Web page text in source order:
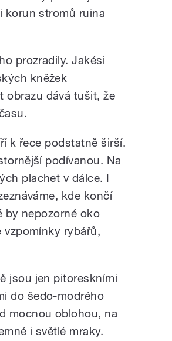
korun stromů ruina
prozradily. Jakési
kněžek
obrazu dává tušit, že
k řece podstatně širší.
podívanou. Na
plachet v dálce. I
kde končí
by nepozorné oko
vzpomínky rybářů,
jsou jen pitoreskními
do šedo-modrého
mocnou oblohou, na
i světlé mraky.